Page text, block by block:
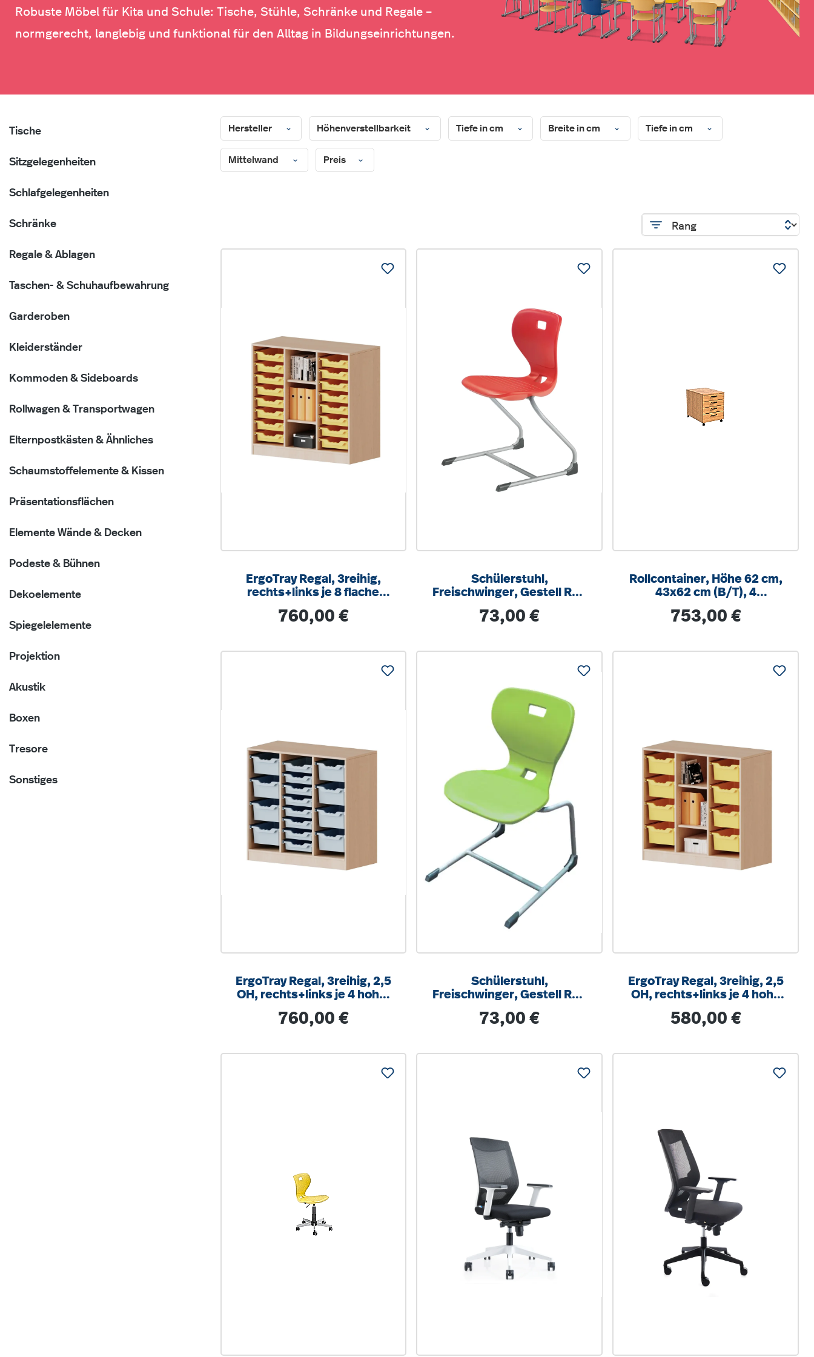
Robuste Möbel für Kita und Schule: Tische, Stühle, Schränke und Regale –
normgerecht, langlebig und funktional für den Alltag in Bildungseinrichtungen.
Tische
Sitzgelegenheiten
Schlafgelegenheiten
Schränke
Regale & Ablagen
Taschen- & Schuhaufbewahrung
Garderoben
Kleiderständer
Kommoden & Sideboards
Rollwagen & Transportwagen
Elternpostkästen & Ähnliches
Schaumstoffelemente & Kissen
Präsentationsflächen
Elemente Wände & Decken
Podeste & Bühnen
Dekoelemente
Spiegelelemente
Projektion
Akustik
Boxen
Tresore
Sonstiges
Hersteller Höhenverstellbarkeit Tiefe in cm Breite in cm Tiefe in cm
Mittelwand Preis
ErgoTray Regal, 3reihig,
rechts+links je 8 flache
B/H/T 104,5x100x40cm
Regulärer Preis:
760,00 €
Schülerstuhl,
Freischwinger, Gestell RAL
optionalen Aufstuhlschutz
Regulärer Preis:
73,00 €
Rollcontainer, Höhe 62 cm,
43x62 cm (B/T), 4
Regulärer Preis:
753,00 €
ErgoTray Regal, 3reihig, 2,5
OH, rechts+links je 4 hohe,
B/H/T104,5x100x40cm
Regulärer Preis:
760,00 €
Schülerstuhl,
Freischwinger, Gestell RAL
integrierten Aufstuhlschutz
Regulärer Preis:
73,00 €
ErgoTray Regal, 3reihig, 2,5
OH, rechts+links je 4 hohe
B/H/T104,5x100x40cm
Regulärer Preis:
580,00 €